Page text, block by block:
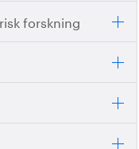
forskning